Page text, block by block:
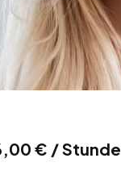
€ / Stunde